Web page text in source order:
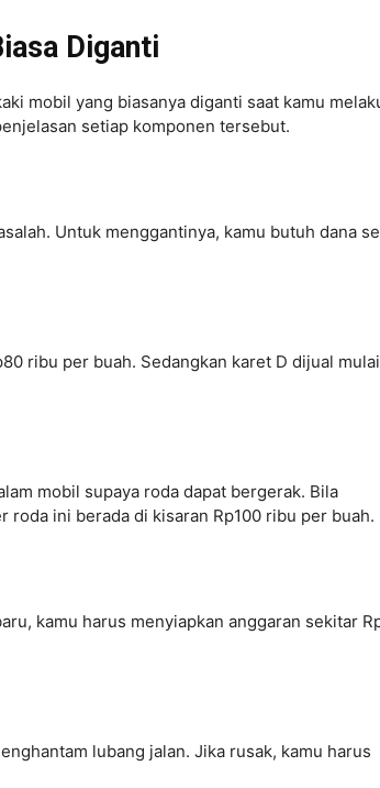
Diganti
mobil yang biasanya diganti saat kamu
setiap komponen tersebut.
Untuk menggantinya, kamu butuh dana
ribu per buah. Sedangkan karet D dijual
mobil supaya roda dapat bergerak. Bila
roda ini berada di kisaran Rp100 ribu per buah.
kamu harus menyiapkan anggaran sekitar
lubang jalan. Jika rusak, kamu harus